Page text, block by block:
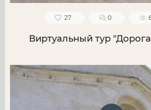
27 0
Виртуальный тур